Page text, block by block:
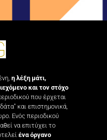
η λέξη μάτι,
και τον στόχο
που έρχεται
και επιστημονικά,
Ενός περιοδικού
να επιτύχει το
ένα όργανο